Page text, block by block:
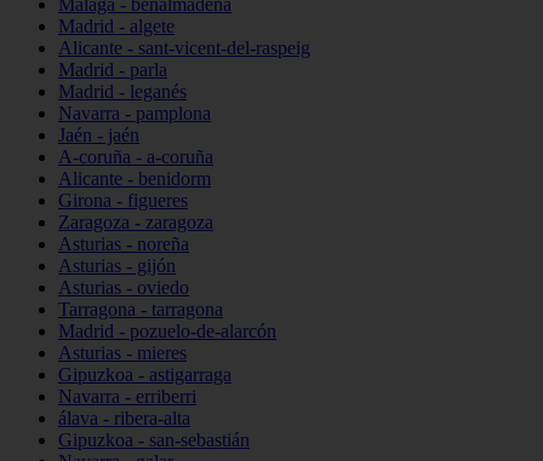
Málaga - benalmádena
Madrid - algete
Alicante - sant-vicent-del-raspeig
Madrid - parla
Madrid - leganés
Navarra - pamplona
Jaén - jaén
A-coruña - a-coruña
Alicante - benidorm
Girona - figueres
Zaragoza - zaragoza
Asturias - noreña
Asturias - gijón
Asturias - oviedo
Tarragona - tarragona
Madrid - pozuelo-de-alarcón
Asturias - mieres
Gipuzkoa - astigarraga
Navarra - erriberri
álava - ribera-alta
Gipuzkoa - san-sebastián